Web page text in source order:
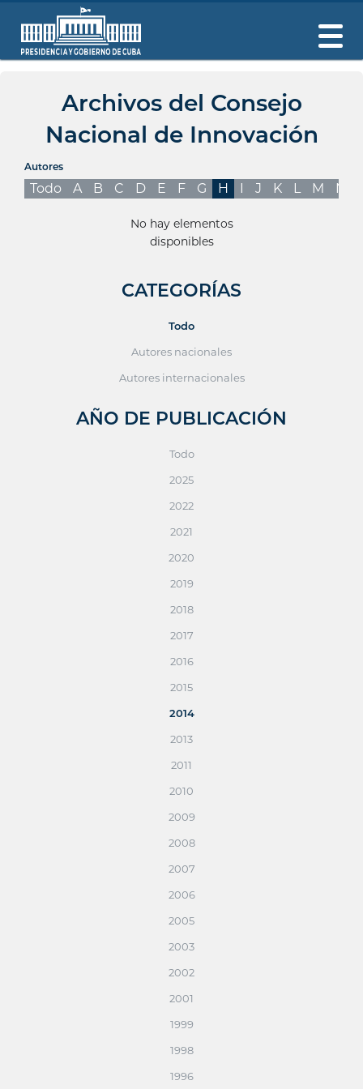
Archivos del Consejo
Nacional de Innovación
Autores
Todo A B C D E F G H I J K L M N
No hay elementos
disponibles
CATEGORÍAS
Todo
Autores nacionales
Autores internacionales
AÑO DE PUBLICACIÓN
Todo
2025
2022
2021
2020
2019
2018
2017
2016
2015
2014
2013
2011
2010
2009
2008
2007
2006
2005
2003
2002
2001
1999
1998
1996